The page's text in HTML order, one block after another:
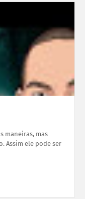
maneiras, mas
Assim ele pode ser